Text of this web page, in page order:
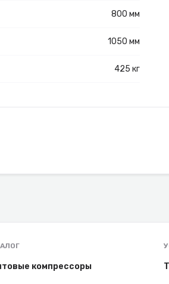
800 мм
1050 мм
425 кг
компрессоры